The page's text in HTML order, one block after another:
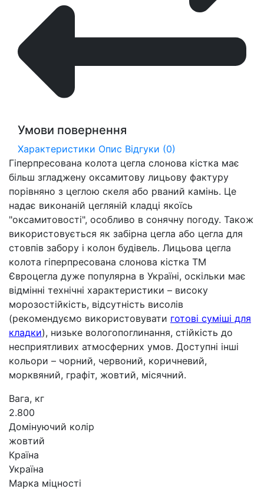
Умови повернення
Характеристики Опис Відгуки (0)
Гіперпресована колота цегла слонова кістка має
більш згладжену оксамитову лицьову фактуру
порівняно з цеглою скеля або рваний камінь. Це
надає виконаній цегляній кладці якоїсь
"оксамитовості", особливо в сонячну погоду. Також
використовується як забірна цегла або цегла для
стовпів забору і колон будівель. Лицьова цегла
колота гіперпресована слонова кістка ТМ
Євроцегла дуже популярна в Україні, оскільки має
відмінні технічні характеристики – високу
морозостійкість, відсутність висолів
(рекомендуємо використовувати готові суміші для
кладки), низьке вологопоглинання, стійкість до
несприятливих атмосферних умов. Доступні інші
кольори – чорний, червоний, коричневий,
морквяний, графіт, жовтий, місячний.
Вага, кг
2.800
Домінуючий колір
жовтий
Країна
Україна
Марка міцності